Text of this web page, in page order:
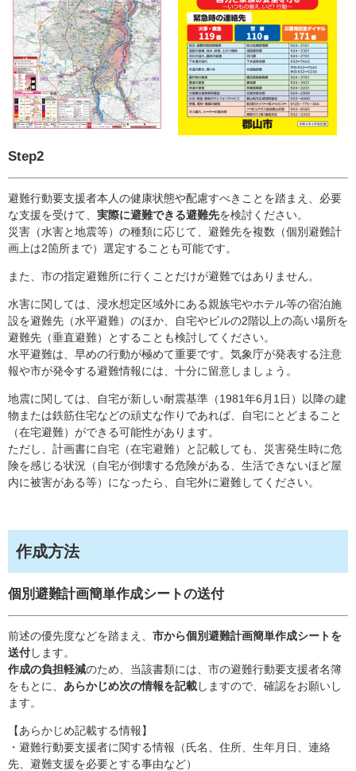
Step2
避難行動要支援者本人の健康状態や配慮すべきことを踏まえ、必要
な支援を受けて、 実際に避難できる避難先を検討ください。
災害（水害と地震等）の種類に応じて、避難先を複数（個別避難計
画上は2箇所まで）選定することも可能です。
また、市の指定避難所に行くことだけが避難ではありません。
水害に関しては、浸水想定区域外にある親族宅やホテル等の宿泊施
設を避難先（水平避難）のほか、自宅やビルの2階以上の高い場所を
避難先（垂直避難）とすることも検討してください。
水平避難は、早めの行動が極めて重要です。気象庁が発表する注意
報や市が発令する避難情報には、十分に留意しましょう。
地震に関しては、自宅が新しい耐震基準（1981年6月1日）以降の建
物または鉄筋住宅などの頑丈な作りであれば、自宅にとどまること
（在宅避難）ができる可能性があります。
ただし、計画書に自宅（在宅避難）と記載しても、災害発生時に危
険を感じる状況（自宅が倒壊する危険がある、生活できないほど屋
内に被害がある等）になったら、自宅外に避難してください。
作成方法
個別避難計画簡単作成シートの送付
前述の優先度などを踏まえ、 市から個別避難計画簡単作成シートを
送付します。
作成の負担軽減のため、当該書類には、市の避難行動要支援者名簿
をもとに、 あらかじめ次の情報を記載しますので、確認をお願いし
ます。
【あらかじめ記載する情報】
・避難行動要支援者に関する情報（氏名、住所、生年月日、連絡
先、避難支援を必要とする事由など）